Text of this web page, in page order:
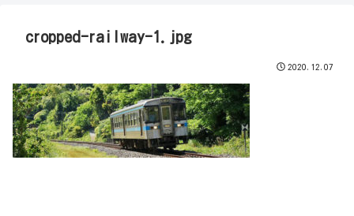
cropped-railway-1.jpg
2020.12.07